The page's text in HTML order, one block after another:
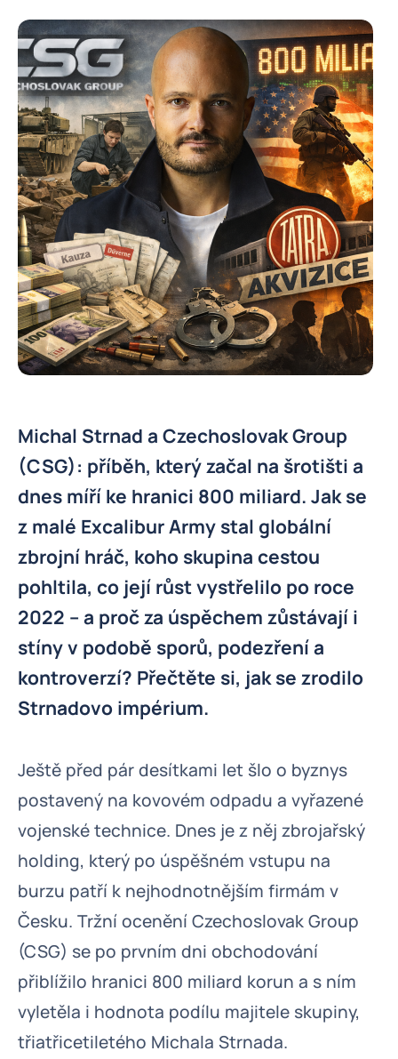
Michal Strnad a Czechoslovak Group
(CSG): příběh, který začal na šrotišti a
dnes míří ke hranici 800 miliard. Jak se
z malé Excalibur Army stal globální
zbrojní hráč, koho skupina cestou
pohltila, co její růst vystřelilo po roce
2022 – a proč za úspěchem zůstávají i
stíny v podobě sporů, podezření a
kontroverzí? Přečtěte si, jak se zrodilo
Strnadovo impérium.
Ještě před pár desítkami let šlo o byznys
postavený na kovovém odpadu a vyřazené
vojenské technice. Dnes je z něj zbrojařský
holding, který po úspěšném vstupu na
burzu patří k nejhodnotnějším firmám v
Česku. Tržní ocenění Czechoslovak Group
(CSG) se po prvním dni obchodování
přiblížilo hranici 800 miliard korun a s ním
vyletěla i hodnota podílu majitele skupiny,
třiatřicetiletého Michala Strnada.